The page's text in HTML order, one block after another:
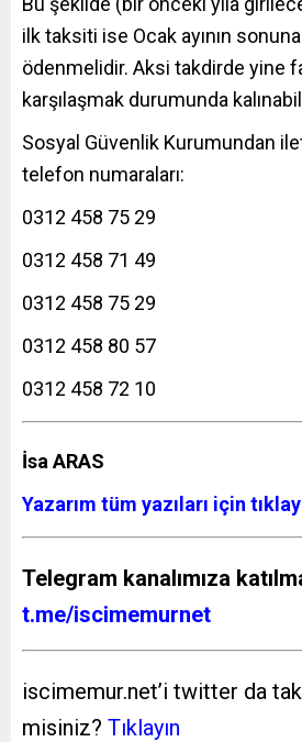
ilk taksiti ise Ocak ayının
ödenmelidir. Aksi takdirde yine
karşılaşmak durumunda
Sosyal Güvenlik Kurumundan
telefon numaraları:
0312 458 75 29
0312 458 71 49
0312 458 75 29
0312 458 80 57
0312 458 72 10
İsa ARAS
Yazarım tüm yazıları için
Telegram kanalımıza
t.me/iscimemurnet
iscimemur.net’i twitter da
misiniz? Tıklayın